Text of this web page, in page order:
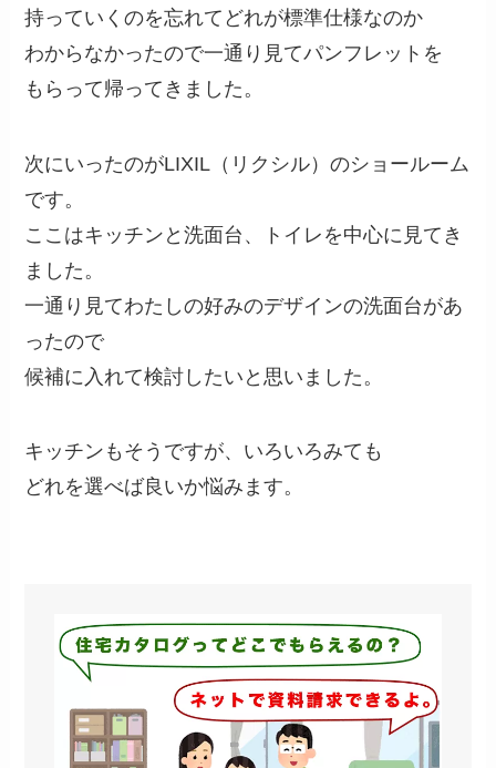
持っていくのを忘れてどれが標準仕様なのか
わからなかったので一通り見てパンフレットを
もらって帰ってきました。
次にいったのがLIXIL（リクシル）のショールーム
です。
ここはキッチンと洗面台、トイレを中心に見てき
ました。
一通り見てわたしの好みのデザインの洗面台があ
ったので
候補に入れて検討したいと思いました。
キッチンもそうですが、いろいろみても
どれを選べば良いか悩みます。